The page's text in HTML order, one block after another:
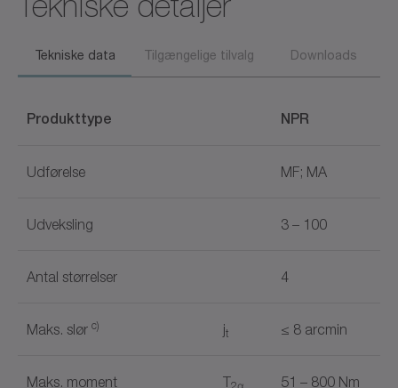
Tekniske data Tilgængelige tilvalg Downloads
Produkttype NPR
Udførelse MF; MA
Udveksling 3 – 100
Antal størrelser 4
Maks. slør c) jt ≤ 8 arcmin
Maks. moment T2α 51 – 800 Nm